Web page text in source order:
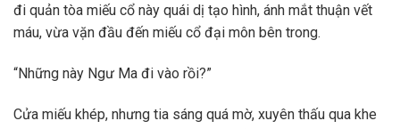
đi quản tòa miếu cổ này quái dị tạo hình, ánh mắt thuận vết
máu, vừa vặn đầu đến miếu cổ đại môn bên trong.
“Những này Ngư Ma đi vào rồi?”
Cửa miếu khép, nhưng tia sáng quá mờ, xuyên thấu qua khe